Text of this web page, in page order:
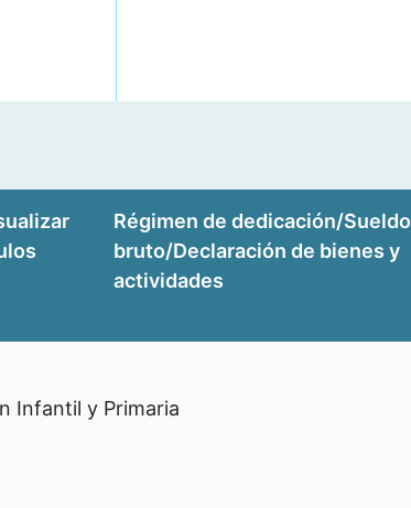
Régimen de dedicación/Sueldo
bruto/Declaración de bienes y
actividades
Infantil y Primaria